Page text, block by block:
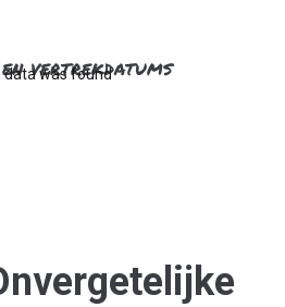
vertrekdatums
data was found